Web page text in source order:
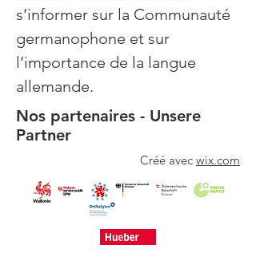
s’informer sur la Communauté
germanophone et sur
l’importance de la langue
allemande.
Nos partenaires - Unsere
Partner
Créé avec wix.com